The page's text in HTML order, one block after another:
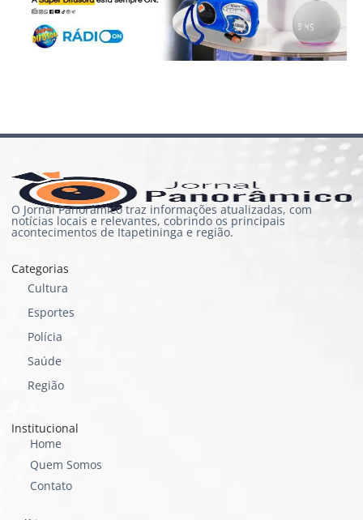
O Jornal Panorâmico traz informações atualizadas, com
notícias locais e relevantes, cobrindo os principais
acontecimentos de Itapetininga e região.
Categorias
Cultura
Esportes
Polícia
Saúde
Região
Institucional
Home
Quem Somos
Contato